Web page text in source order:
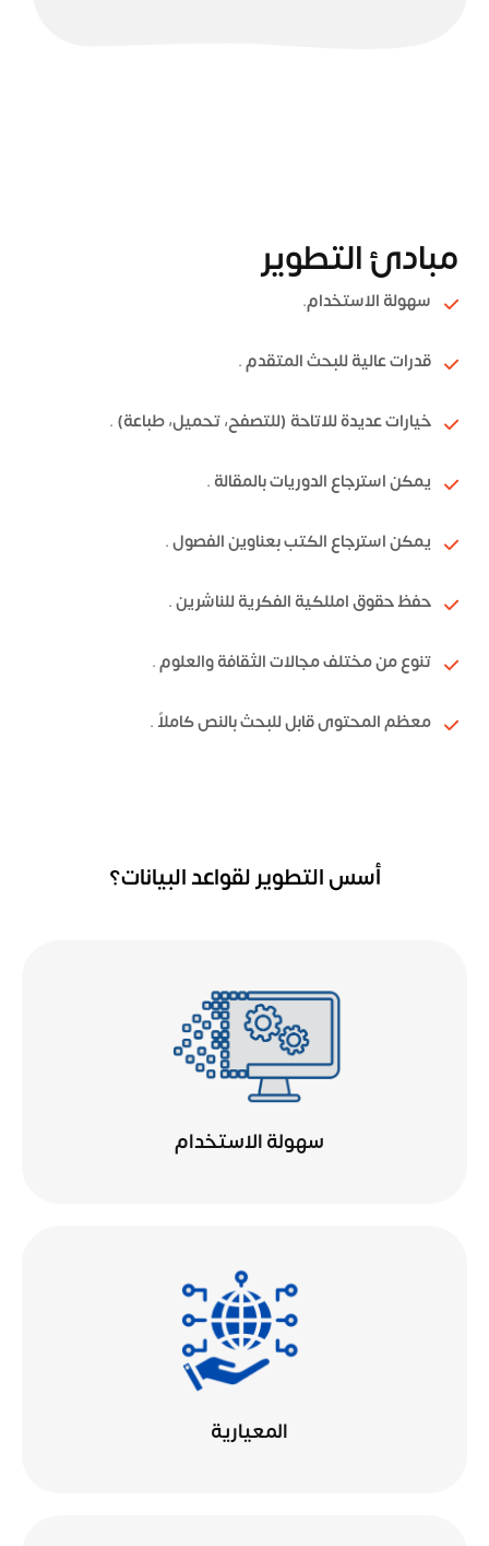
مبادئ التطوير
سهولة الاستخدام.
قدرات عالية للبحث المتقدم .
خيارات عديدة للاتاحة (للتصفح، تحميل، طباعة) .
يمكن استرجاع الدوريات بالمقالة .
يمكن استرجاع الكتب بعناوين الفصول .
حفظ حقوق امللكية الفكرية للناشرين .
تنوع من مختلف مجالات الثقافة والعلوم .
معظم المحتوى قابل للبحث بالنص كاملاً .
أسس التطوير لقواعد البيانات؟
سهولة الاستخدام
المعيارية